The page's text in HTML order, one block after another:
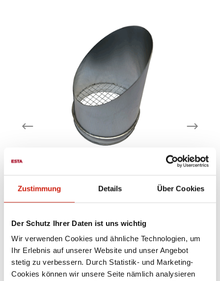
Zustimmung Details Über Cookies
Der Schutz Ihrer Daten ist uns wichtig
Wir verwenden Cookies und ähnliche Technologien, um
Ihr Erlebnis auf unserer Website und unser Angebot
stetig zu verbessern. Durch Statistik- und Marketing-
Cookies können wir unsere Seite nämlich analysieren
mit Vogelschutzgitter verzinktes
Stahlblech lieferbare Nennweiten: 100
mm - 300 mm - weitere Nennweiten auf
Anfrage
Ab106,00 €